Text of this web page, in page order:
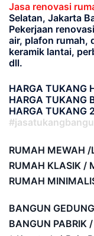
Jasa renovasi
Selatan, Jakarta
Pekerjaan
air, plafon rumah,
keramik lantai,
dll.
HARGA TUKANG
HARGA TUKANG
HARGA TUKANG
RUMAH MEWAH /
RUMAH KLASIK /
RUMAH
BANGUN
BANGUN PABRIK